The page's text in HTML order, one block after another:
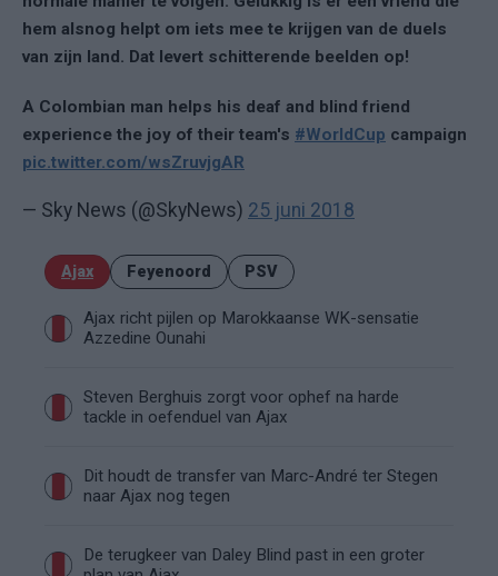
hem alsnog helpt om iets mee te krijgen van de duels
van zijn land. Dat levert schitterende beelden op!
A Colombian man helps his deaf and blind friend
experience the joy of their team's #WorldCup campaign
pic.twitter.com/wsZruvjgAR
— Sky News (@SkyNews) 25 juni 2018
Ajax Feyenoord PSV
Ajax richt pijlen op Marokkaanse WK-sensatie
Azzedine Ounahi
Steven Berghuis zorgt voor ophef na harde
tackle in oefenduel van Ajax
Dit houdt de transfer van Marc-André ter Stegen
naar Ajax nog tegen
De terugkeer van Daley Blind past in een groter